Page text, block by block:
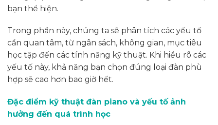
bạn thể hiện.
Trong phần này, chúng ta sẽ phân tích các yếu tố
cần quan tâm, từ ngân sách, không gian, mục tiêu
học tập đến các tính năng kỹ thuật. Khi hiểu rõ các
yếu tố này, khả năng bạn chọn đúng loại đàn phù
hợp sẽ cao hơn bao giờ hết.
Đặc điểm kỹ thuật đàn piano và yếu tố ảnh
hưởng đến quá trình học